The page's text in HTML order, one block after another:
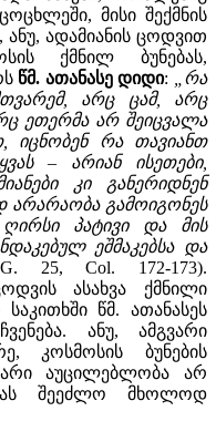
მისი შექმნის
ადამიანის ცოდვით
ქმნილ ბუნებას,
წმ. ათანასე დიდი:
რა
, არც ცამ, არც
ეთერმა არ შეიცვალა
, იცნობენ რა
თავიანთ
– არიან ისეთები,
კი
განერიდნენ
არარაობა გამოიგონეს
ღირსი პატივი და
მის
ეშმაკებსა და
25, Col. 172-173).
ასახვა ქმნილი
წმ. ათანასეს
ანუ, ამგვარი
კოსმოსის ბუნების
აუცილებლობა არ
შეეძლო მხოლოდ